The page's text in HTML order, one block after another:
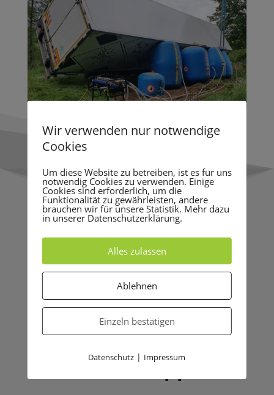

… abschleppen
Wir verwenden nur notwendige
Cookies
Um diese Website zu betreiben, ist es für uns
notwendig Cookies zu verwenden. Einige
Cookies sind erforderlich, um die
Funktionalität zu gewährleisten, andere
brauchen wir für unsere Statistik. Mehr dazu
in unserer Datenschutzerklärung.
Alles zulassen
Ablehnen
Einzeln bestätigen
Datenschutz | Impressum